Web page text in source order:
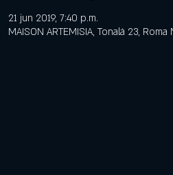
21 jun 2019, 7:40 p.m.
MAISON ARTEMISIA, Tonalá 23,